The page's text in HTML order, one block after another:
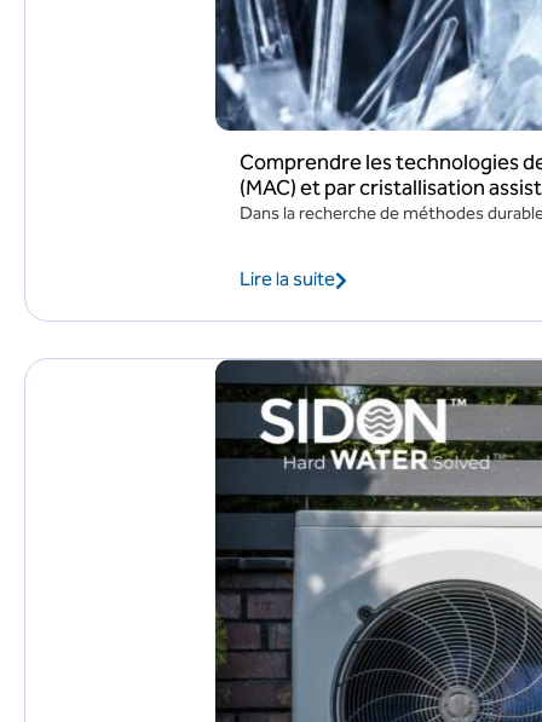
Comprendre les technologies
(MAC) et par cristallisation
Dans la recherche de méthodes
Lire la suite